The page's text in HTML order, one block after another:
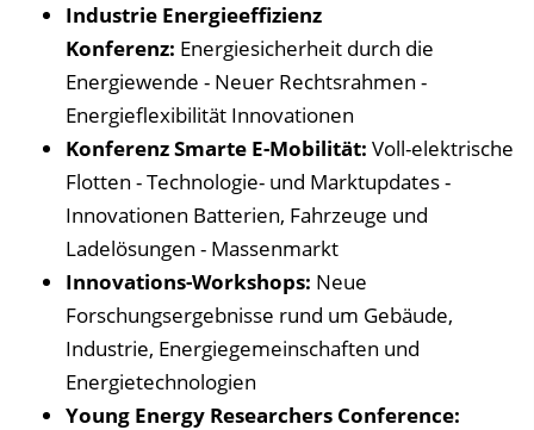
Industrie Energieeffizienz
Konferenz: Energiesicherheit durch die
Energiewende - Neuer Rechtsrahmen -
Energieflexibilität Innovationen
Konferenz Smarte E-Mobilität: Voll-elektrische
Flotten - Technologie- und Marktupdates -
Innovationen Batterien, Fahrzeuge und
Ladelösungen - Massenmarkt
Innovations-Workshops: Neue
Forschungsergebnisse rund um Gebäude,
Industrie, Energiegemeinschaften und
Energietechnologien
Young Energy Researchers Conference: